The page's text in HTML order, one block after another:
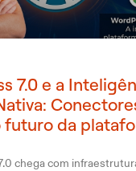
7.0 e a
futuro da
chega com